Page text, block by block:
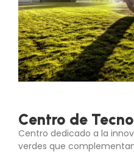
Centro de
Centro dedicado a la
verdes que